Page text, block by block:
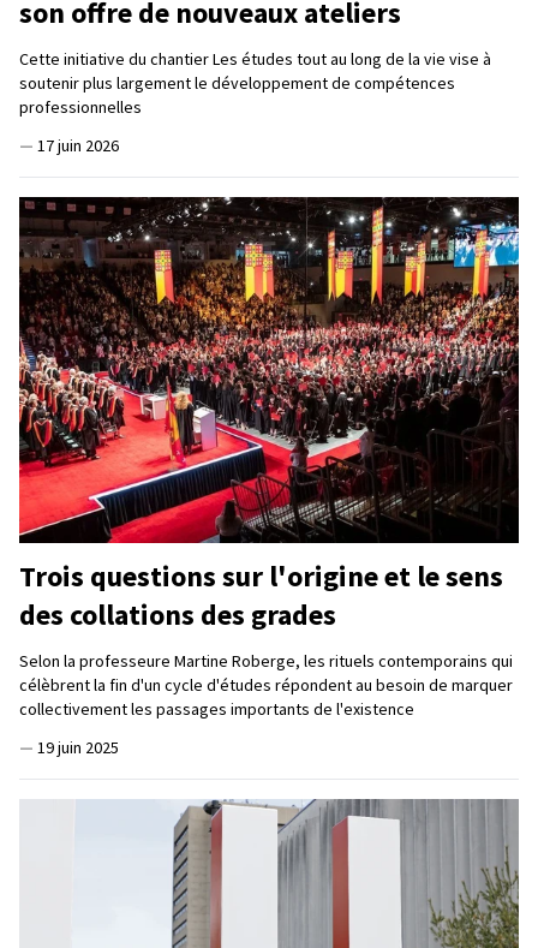
son offre de nouveaux ateliers
Cette initiative du chantier Les études tout au long de la vie vise à
soutenir plus largement le développement de compétences
professionnelles
— 17 juin 2026
Trois questions sur l'origine et le sens
des collations des grades
Selon la professeure Martine Roberge, les rituels contemporains qui
célèbrent la fin d'un cycle d'études répondent au besoin de marquer
collectivement les passages importants de l'existence
— 19 juin 2025